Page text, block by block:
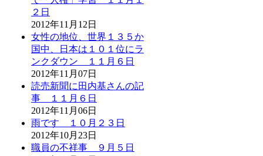
２日
2012年11月12日
女性の地位、世界１３５か
国中、日本は１０１位にラ
ンクダウン １１月６日
2012年11月07日
読売新聞に田内基さんの記
事 １１月６日
2012年11月06日
雨です １０月２３日
2012年10月23日
職員の不祥事 ９月５日